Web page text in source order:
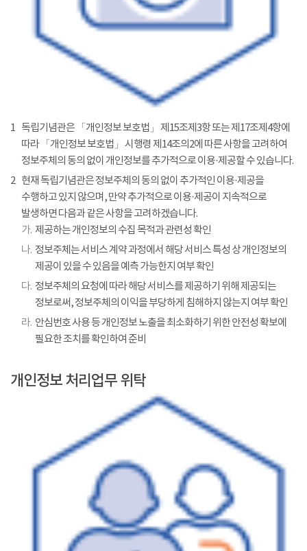
1 독립기념관은 「개인정보 보호법」 제15조제3항 또는 제17조제4항에
따라 「개인정보 보호법」 시행령 제14조의2에 따른 사항을 고려하여
정보주체의 동의 없이 개인정보를 추가적으로 이용·제공할 수 있습니다.
2 현재 독립기념관은 정보주체의 동의 없이 추가적인 이용·제공을
수행하고 있지 않으며, 만약 추가적으로 이용·제공이 지속적으로
발생하면 다음과 같은 사항을 고려하겠습니다.
가. 제공하는 개인정보의 수집 목적과 관련성 확인
나. 정보주체는 서비스 계약 과정에서 해당 서비스 특성 상 개인정보의
제공이 있을 수 있음을 예측 가능한지 여부 확인
다. 정보주체의 요청에 따라 해당 서비스를 제공하기 위해 제공되는
정보로써, 정보주체의 이익을 부당하게 침해하지 않는지 여부 확인
라. 안심번호 사용 등 개인정보 노출을 최소화하기 위한 안전성 확보에
필요한 조치를 확인하여 준비
개인정보 처리업무 위탁